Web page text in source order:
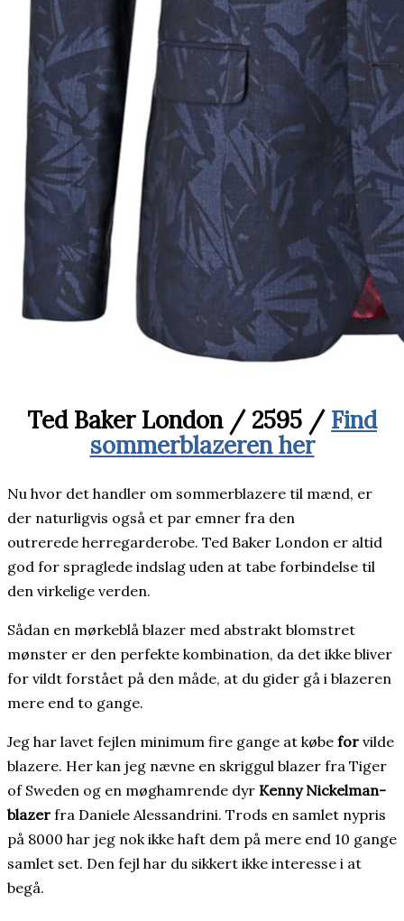
Ted Baker London / 2595 / Find
sommerblazeren her
Nu hvor det handler om sommerblazere til mænd, er
der naturligvis også et par emner fra den
outrerede herregarderobe. Ted Baker London er altid
god for spraglede indslag uden at tabe forbindelse til
den virkelige verden.
Sådan en mørkeblå blazer med abstrakt blomstret
mønster er den perfekte kombination, da det ikke bliver
for vildt forstået på den måde, at du gider gå i blazeren
mere end to gange.
Jeg har lavet fejlen minimum fire gange at købe for vilde
blazere. Her kan jeg nævne en skriggul blazer fra Tiger
of Sweden og en møghamrende dyr Kenny Nickelman-
blazer fra Daniele Alessandrini. Trods en samlet nypris
på 8000 har jeg nok ikke haft dem på mere end 10 gange
samlet set. Den fejl har du sikkert ikke interesse i at
begå.